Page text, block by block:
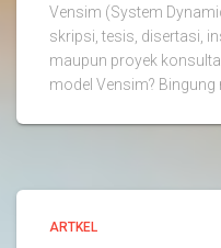
Vensim (System
skripsi, tesis, disertasi,
maupun proyek
model Vensim? Bingung
ARTKEL